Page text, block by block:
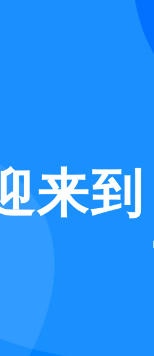
来到